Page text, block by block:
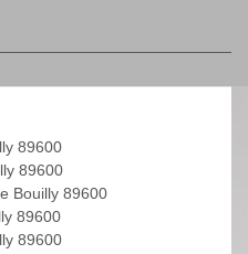
89600
89600
Bouilly 89600
89600
89600